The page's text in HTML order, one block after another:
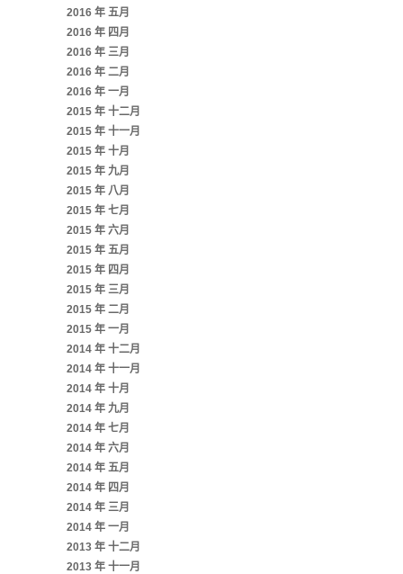
2016 年 五月
2016 年 四月
2016 年 三月
2016 年 二月
2016 年 一月
2015 年 十二月
2015 年 十一月
2015 年 十月
2015 年 九月
2015 年 八月
2015 年 七月
2015 年 六月
2015 年 五月
2015 年 四月
2015 年 三月
2015 年 二月
2015 年 一月
2014 年 十二月
2014 年 十一月
2014 年 十月
2014 年 九月
2014 年 七月
2014 年 六月
2014 年 五月
2014 年 四月
2014 年 三月
2014 年 一月
2013 年 十二月
2013 年 十一月